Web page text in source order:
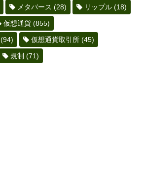
メタバース (28) リップル (18)
仮想通貨 (855)
(94) 仮想通貨取引所 (45)
規制 (71)